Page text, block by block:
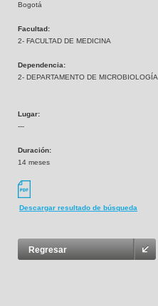
Bogotá
Facultad:
2- FACULTAD DE MEDICINA
Dependencia:
2- DEPARTAMENTO DE MICROBIOLOGÍA
Lugar:
---
Duración:
14 meses
Descargar resultado de búsqueda
Regresar